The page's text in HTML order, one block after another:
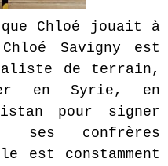
Chloé jouait à
Savigny est
de terrain,
en Syrie, en
pour signer
ses confrères
est constamment